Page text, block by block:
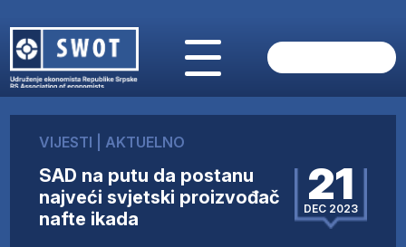
O NAMA
AKTUELNO
ANALIZE
KOMPANIJE
VIJESTI AKTUELNO
SAD na putu da postanu
najveći svjetski proizvođač
nafte ikada
21
DEC 2023